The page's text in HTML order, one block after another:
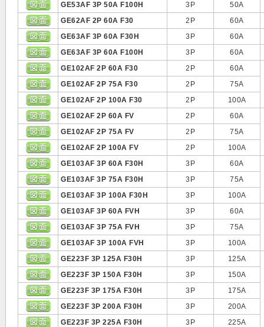
GE53AF 3P 50A F100H
3P
50A
GE62AF 2P 60A F30
2P
60A
GE63AF 3P 60A F30H
3P
60A
GE63AF 3P 60A F100H
3P
60A
GE102AF 2P 60A F30
2P
60A
GE102AF 2P 75A F30
2P
75A
GE102AF 2P 100A F30
2P
100A
GE102AF 2P 60A FV
2P
60A
GE102AF 2P 75A FV
2P
75A
GE102AF 2P 100A FV
2P
100A
GE103AF 3P 60A F30H
3P
60A
GE103AF 3P 75A F30H
3P
75A
GE103AF 3P 100A F30H
3P
100A
GE103AF 3P 60A FVH
3P
60A
GE103AF 3P 75A FVH
3P
75A
GE103AF 3P 100A FVH
3P
100A
GE223F 3P 125A F30H
3P
125A
GE223F 3P 150A F30H
3P
150A
GE223F 3P 175A F30H
3P
175A
GE223F 3P 200A F30H
3P
200A
GE223F 3P 225A F30H
3P
225A